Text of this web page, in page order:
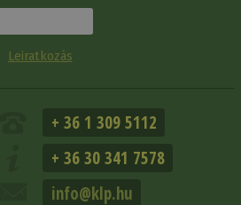
Leiratkozás
+ 36 1 309 5112
+ 36 30 341 7578
info@klp.hu